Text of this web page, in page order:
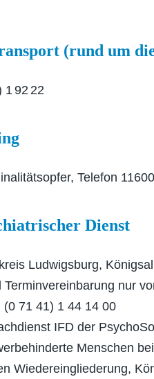
(rund um
1 92 22
Telefon
Dienst
Ludwigsburg,
Terminvereinbarung nur
(0 71 41) 1 44 14 00
IFD der
Menschen
Wiedereingliederung,